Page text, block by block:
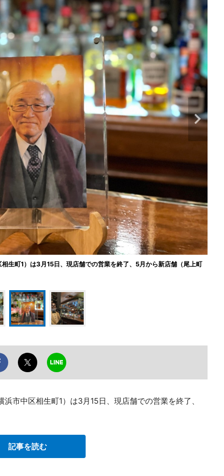
生町1）は3月15日、現店舗での営業を終了、5月から新店舗（尾上町
市中区相生町1）は3月15日、現店舗での営業を終了、
記事を読む